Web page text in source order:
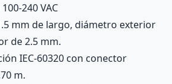
240 VAC
mm de largo, diámetro exterior
de 2.5 mm.
IEC-60320 con conector
m.